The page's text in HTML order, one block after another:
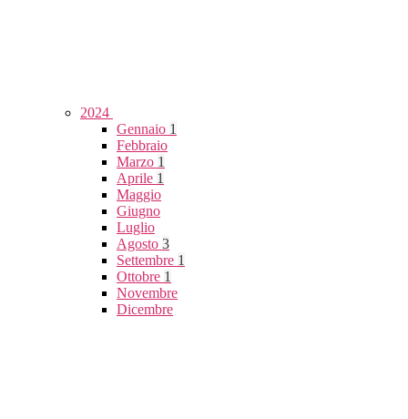
2024
Gennaio 1
Febbraio
Marzo 1
Aprile 1
Maggio
Giugno
Luglio
Agosto 3
Settembre 1
Ottobre 1
Novembre
Dicembre